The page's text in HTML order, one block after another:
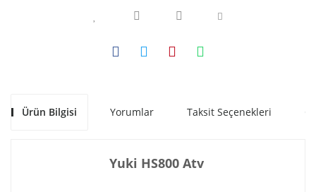
Ürün Bilgisi Yorumlar Taksit Seçenekleri
Yuki HS800 Atv